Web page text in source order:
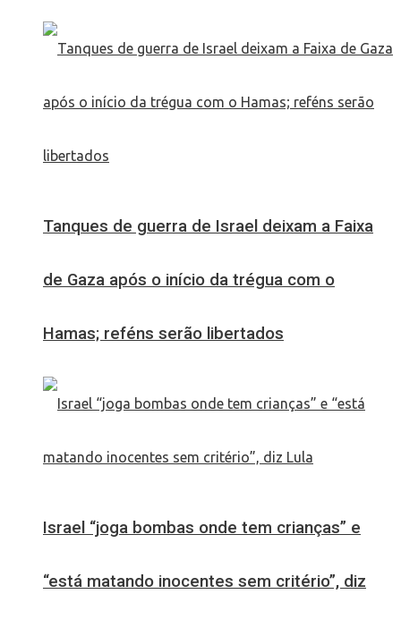
Tanques de guerra de Israel deixam a Faixa
de Gaza após o início da trégua com o
Hamas; reféns serão libertados
Israel “joga bombas onde tem crianças” e
“está matando inocentes sem critério”, diz